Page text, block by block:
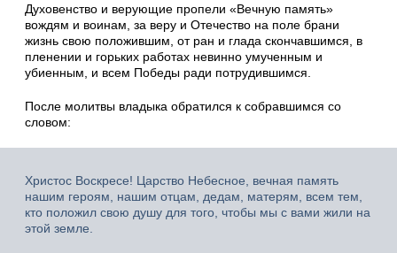
Духовенство и верующие пропели «Вечную память»
вождям и воинам, за веру и Отечество на поле брани
жизнь свою положившим, от ран и глада скончавшимся, в
пленении и горьких работах невинно умученным и
убиенным, и всем Победы ради потрудившимся.
После молитвы владыка обратился к собравшимся со
словом:
Христос Воскресе! Царство Небесное, вечная память
нашим героям, нашим отцам, дедам, матерям, всем тем,
кто положил свою душу для того, чтобы мы с вами жили на
этой земле.